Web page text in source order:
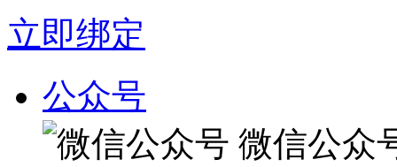
立即绑定
公众号
微信公众